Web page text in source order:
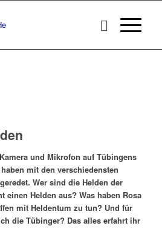
und Mikrofon auf Tübingens
mit den verschiedensten
Wer sind die Helden der
einen Helden aus? Was haben Rosa
mit Heldentum zu tun? Und für
die Tübinger? Das alles erfahrt ihr